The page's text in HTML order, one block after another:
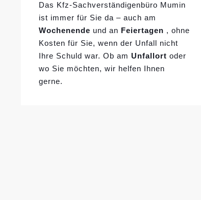
Das Kfz-Sachverständigenbüro Mumin
ist immer für Sie da – auch am
Wochenende und an Feiertagen , ohne
Kosten für Sie, wenn der Unfall nicht
Ihre Schuld war. Ob am Unfallort oder
wo Sie möchten, wir helfen Ihnen
gerne.